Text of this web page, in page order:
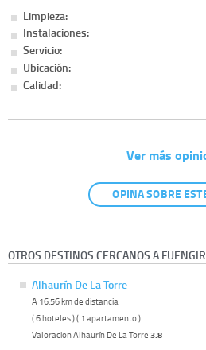
Limpieza:
Instalaciones:
Servicio:
Ubicación:
Calidad:
Ver más
OPINA SOBRE
OTROS DESTINOS CERCANOS A
Alhaurín De La Torre
A 16.56 km de distancia
( 6 hoteles ) ( 1 apartamento )
Valoracion Alhaurín De La Torre 3.8